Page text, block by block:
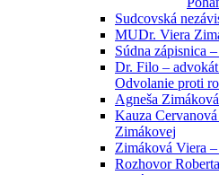
Sudcovská
MUDr. Viera
Súdna zápisnica
Dr. Filo –
Odvolanie proti
Agneša
Kauza
Zimákovej
Zimáková Viera
Rozhovor